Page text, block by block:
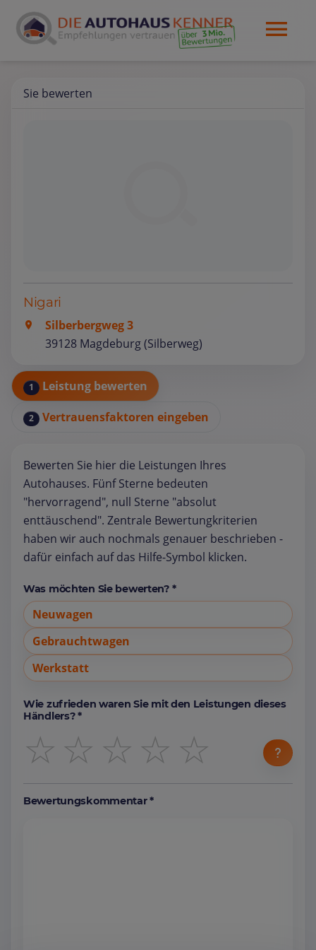
Sie bewerten
Nigari
Silberbergweg 3
39128 Magdeburg (Silberweg)
1 Leistung bewerten
2 Vertrauensfaktoren eingeben
Bewerten Sie hier die Leistungen Ihres
Autohauses. Fünf Sterne bedeuten
"hervorragend", null Sterne "absolut
enttäuschend". Zentrale Bewertungkriterien
haben wir auch nochmals genauer beschrieben -
dafür einfach auf das Hilfe-Symbol klicken.
Was möchten Sie bewerten? *
Neuwagen
Gebrauchtwagen
Werkstatt
Wie zufrieden waren Sie mit den Leistungen dieses
Händlers? *
☆
☆
☆
☆
☆
Bewertungskommentar *